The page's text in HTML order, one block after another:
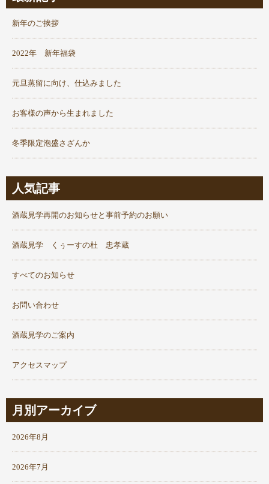
新年のご挨拶
2022年 新年福袋
元旦蒸留に向け、仕込みました
お客様の声から生まれました
冬季限定泡盛さざんか
人気記事
酒蔵見学再開のお知らせと事前予約のお願い
酒蔵見学 くぅーすの杜 忠孝蔵
すべてのお知らせ
お問い合わせ
酒蔵見学のご案内
アクセスマップ
月別アーカイブ
2026年8月
2026年7月